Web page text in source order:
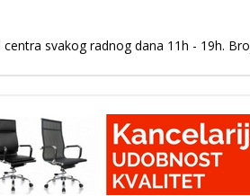
svakog radnog dana 11h - 19h.